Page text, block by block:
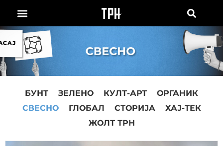
БУНТ ЗЕЛЕНО КУЛТ-АРТ
ОРГАНИК
СВЕСНО
ГЛОБАЛ СТОРИЈА
ХАЈ-ТЕК
ЖОЛТ ТРН